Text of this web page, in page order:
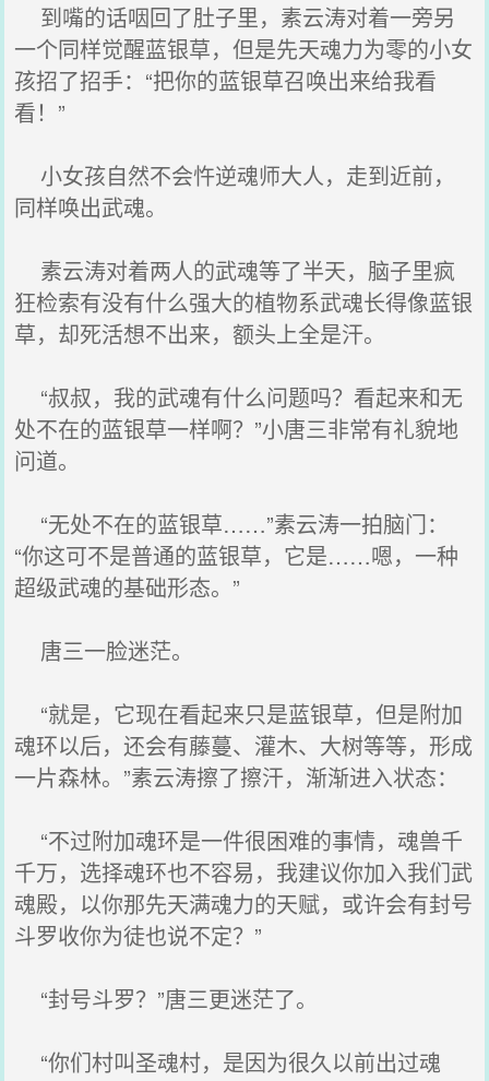
到嘴的话咽回了肚子里，素云涛对着一旁另
一个同样觉醒蓝银草，但是先天魂力为零的小女
孩招了招手：“把你的蓝银草召唤出来给我看
看！”
小女孩自然不会忤逆魂师大人，走到近前，
同样唤出武魂。
素云涛对着两人的武魂等了半天，脑子里疯
狂检索有没有什么强大的植物系武魂长得像蓝银
草，却死活想不出来，额头上全是汗。
“叔叔，我的武魂有什么问题吗？看起来和无
处不在的蓝银草一样啊？”小唐三非常有礼貌地
问道。
“无处不在的蓝银草……”素云涛一拍脑门：
“你这可不是普通的蓝银草，它是……嗯，一种
超级武魂的基础形态。”
唐三一脸迷茫。
“就是，它现在看起来只是蓝银草，但是附加
魂环以后，还会有藤蔓、灌木、大树等等，形成
一片森林。”素云涛擦了擦汗，渐渐进入状态：
“不过附加魂环是一件很困难的事情，魂兽千
千万，选择魂环也不容易，我建议你加入我们武
魂殿，以你那先天满魂力的天赋，或许会有封号
斗罗收你为徒也说不定？”
“封号斗罗？”唐三更迷茫了。
“你们村叫圣魂村，是因为很久以前出过魂